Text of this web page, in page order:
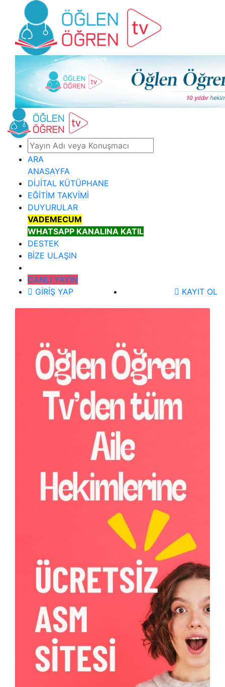
ARA
ANASAYFA
DİJİTAL KÜTÜPHANE
EĞİTİM TAKVİMİ
DUYURULAR
VADEMECUM
WHATSAPP KANALINA KATIL
DESTEK
BİZE ULAŞIN
CANLI YAYIN
GİRİŞ YAP
KAYIT OL